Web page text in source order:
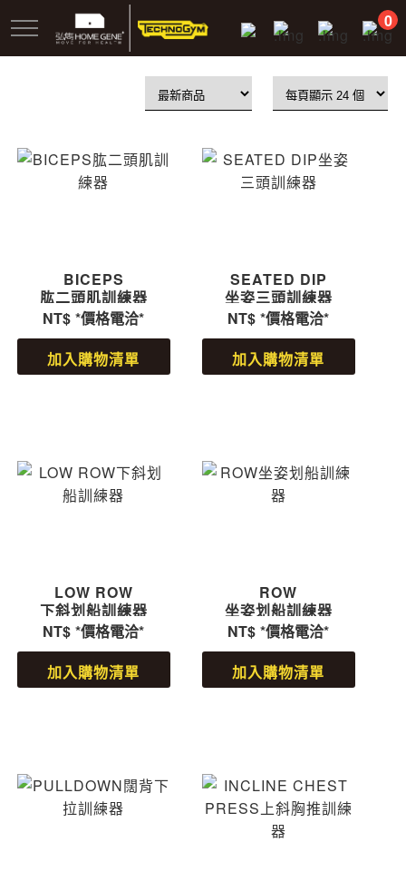
到
主
0
BICEPS
肱二頭肌訓練器
NT$ *價格電洽*
加入購物清單
SEATED DIP
坐姿三頭訓練器
NT$ *價格電洽*
加入購物清單
LOW ROW
下斜划船訓練器
NT$ *價格電洽*
加入購物清單
ROW
坐姿划船訓練器
NT$ *價格電洽*
加入購物清單